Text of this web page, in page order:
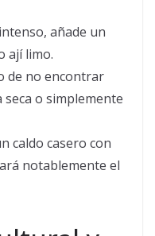
añade un
ají limo.
de no encontrar
o simplemente
caldo casero con
notablemente el